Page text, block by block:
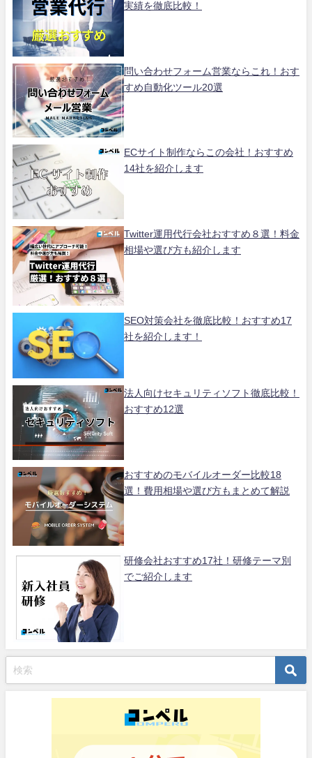
実績を徹底比較！
問い合わせフォーム営業ならこれ！おす
すめ自動化ツール20選
ECサイト制作ならこの会社！おすすめ
14社を紹介します
Twitter運用代行会社おすすめ８選！料金
相場や選び方も紹介します
SEO対策会社を徹底比較！おすすめ17
社を紹介します！
法人向けセキュリティソフト徹底比較！
おすすめ12選
おすすめのモバイルオーダー比較18
選！費用相場や選び方もまとめて解説
研修会社おすすめ17社！研修テーマ別
でご紹介します